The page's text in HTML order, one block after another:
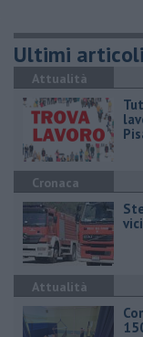
Ultimi articoli
Attualità
Cronaca
Attualità